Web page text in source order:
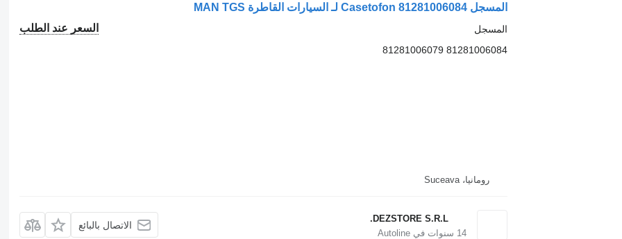
المسجل Casetofon 81281006084 لـ السيارات القاطرة MAN TGS
السعر عند الطلب
المسجل
81281006084 81281006079
رومانيا، Suceava
DEZSTORE S.R.L.
14 سنوات في Autoline
الاتصال بالبائع